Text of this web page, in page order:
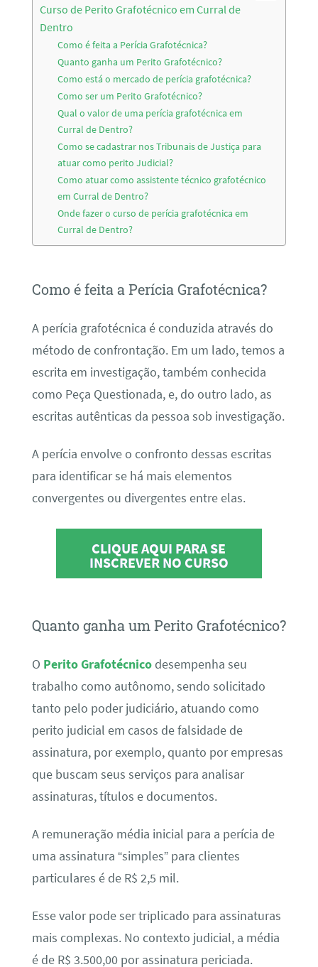
Curso de Perito Grafotécnico em Curral de
Dentro
Como é feita a Perícia Grafotécnica?
Quanto ganha um Perito Grafotécnico?
Como está o mercado de perícia grafotécnica?
Como ser um Perito Grafotécnico?
Qual o valor de uma perícia grafotécnica em
Curral de Dentro?
Como se cadastrar nos Tribunais de Justiça para
atuar como perito Judicial?
Como atuar como assistente técnico grafotécnico
em Curral de Dentro?
Onde fazer o curso de perícia grafotécnica em
Curral de Dentro?
Como é feita a Perícia Grafotécnica?
A perícia grafotécnica é conduzida através do
método de confrontação. Em um lado, temos a
escrita em investigação, também conhecida
como Peça Questionada, e, do outro lado, as
escritas autênticas da pessoa sob investigação.
A perícia envolve o confronto dessas escritas
para identificar se há mais elementos
convergentes ou divergentes entre elas.
CLIQUE AQUI PARA SE
INSCREVER NO CURSO
Quanto ganha um Perito Grafotécnico?
O Perito Grafotécnicodesempenha seu
trabalho como autônomo, sendo solicitado
tanto pelo poder judiciário, atuando como
perito judicial em casos de falsidade de
assinatura, por exemplo, quanto por empresas
que buscam seus serviços para analisar
assinaturas, títulos e documentos.
A remuneração média inicial para a perícia de
uma assinatura “simples” para clientes
particulares é de R$ 2,5 mil.
Esse valor pode ser triplicado para assinaturas
mais complexas. No contexto judicial, a média
é de R$ 3.500,00 por assinatura periciada.